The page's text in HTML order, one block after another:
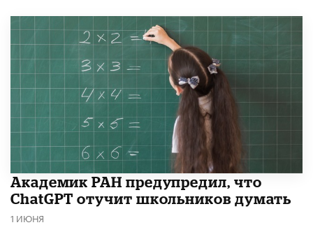
Академик РАН предупредил, что
ChatGPT отучит школьников думать
1 ИЮНЯ